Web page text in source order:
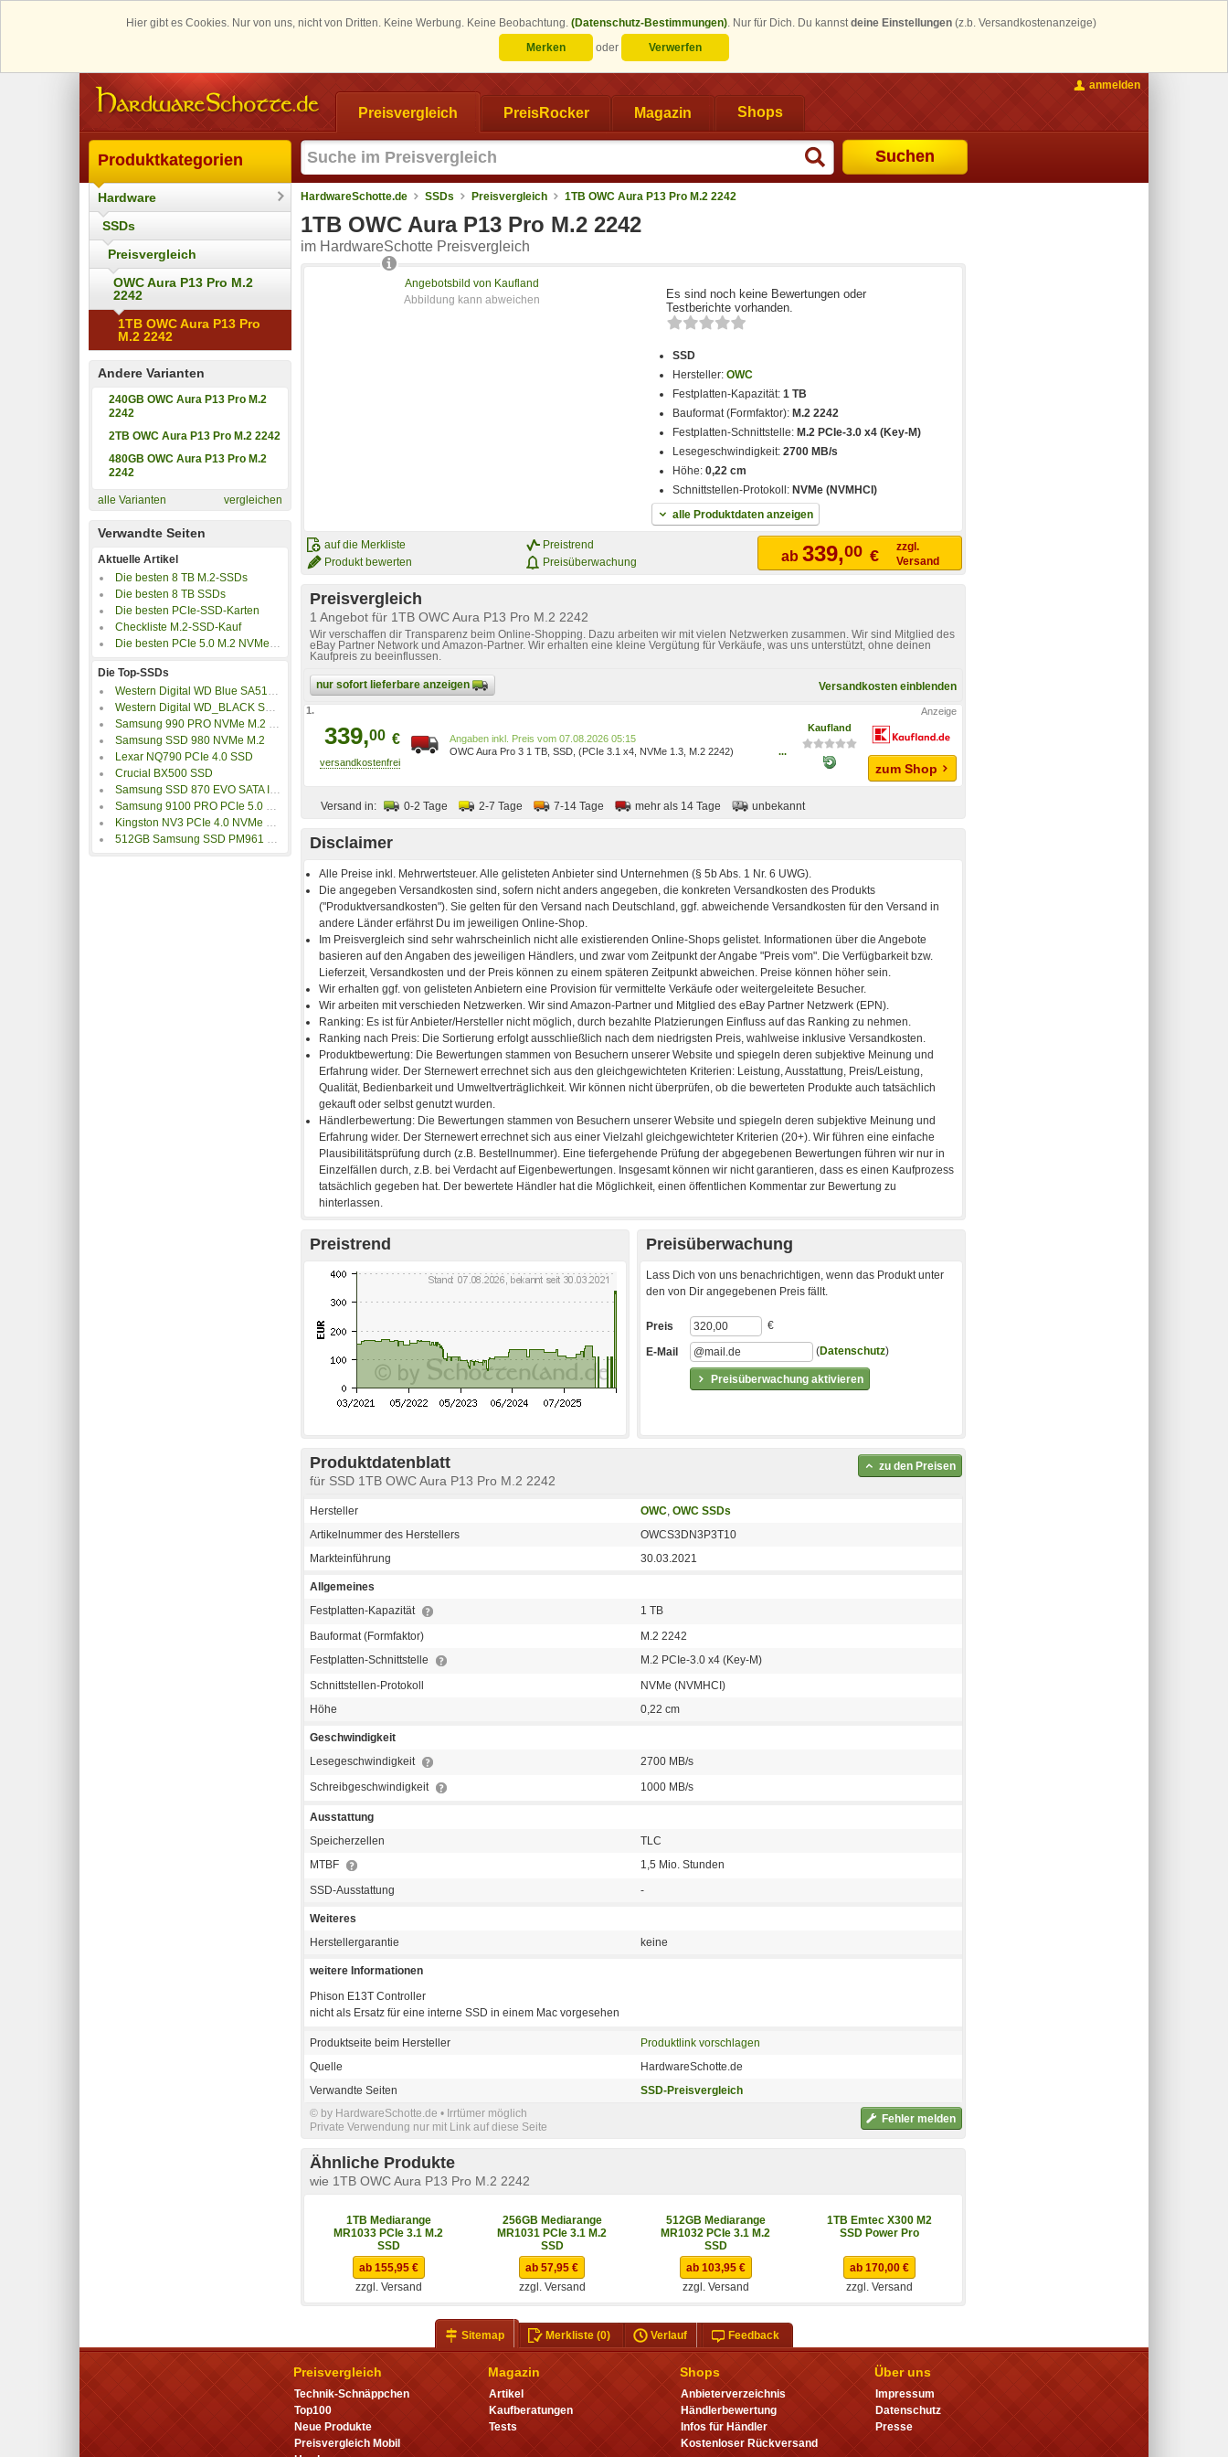
Hier gibt es Cookies. Nur von uns, nicht von Dritten. Keine Werbung. Keine Beobachtung. (Datenschutz-Bestimmungen). Nur für Dich. Du kannstdeine Einstellungen (z.b. Versandkostenanzeige)
Merken
oder Verwerfen
Preisvergleich PreisRocker Magazin Shops
Suchen
anmelden
Produktkategorien
Hardware
SSDs
Preisvergleich
OWC Aura P13 Pro M.2
2242
1TB OWC Aura P13 Pro
M.2 2242
Andere Varianten
240GB OWC Aura P13 Pro M.2
2242
2TB OWC Aura P13 Pro M.2 2242
480GB OWC Aura P13 Pro M.2
2242
alle Varianten vergleichen
Verwandte Seiten
Aktuelle Artikel
Die besten 8 TB M.2-SSDs
Die besten 8 TB SSDs
Die besten PCIe-SSD-Karten
Checkliste M.2-SSD-Kauf
Die besten PCIe 5.0 M.2 NVMe SSDs
Die Top-SSDs
Western Digital WD Blue SA510 SATA SSD M.2 2280
Western Digital WD_BLACK SN7100 NVMe SSD
Samsung 990 PRO NVMe M.2 SSD
Samsung SSD 980 NVMe M.2
Lexar NQ790 PCIe 4.0 SSD
Crucial BX500 SSD
Samsung SSD 870 EVO SATA III 2.5 Zoll
Samsung 9100 PRO PCIe 5.0 NVMe M.2 SSD
Kingston NV3 PCIe 4.0 NVMe SSD
512GB Samsung SSD PM961 M.2
HardwareSchotte.de SSDs Preisvergleich 1TB OWC Aura P13 Pro M.2 2242
1TB OWC Aura P13 Pro M.2 2242
im HardwareSchotte Preisvergleich
Angebotsbild von Kaufland
Es sind noch keine Bewertungen oder
Testberichte vorhanden.
SSD
Hersteller:OWC
Festplatten-Kapazität:1 TB
Bauformat (Formfaktor): M.2 2242
Festplatten-Schnittstelle: M.2 PCIe-3.0 x4 (Key-M)
Lesegeschwindigkeit:2700 MB/s
Höhe:0,22 cm
Schnittstellen-Protokoll: NVMe (NVMHCI)
alle Produktdaten anzeigen
auf die Merkliste
Produkt bewerten
Preistrend
Preisüberwachung
ab 339,00 €
zzgl.
Versand
Preisvergleich
1 Angebot für 1TB OWC Aura P13 Pro M.2 2242
Wir verschaffen dir Transparenz beim Online-Shopping. Dazu arbeiten wir mit vielen Netzwerken zusammen. Wir sind Mitglied des
eBay Partner Network und Amazon-Partner. Wir erhalten eine kleine Vergütung für Verkäufe, was uns unterstützt, ohne deinen
Kaufpreis zu beeinflussen.
nur sofort lieferbare anzeigen Versandkosten einblenden
1.
339,00 €
Preis vom 07.08.2026 05:15
OWC Aura Pro 3 1 TB, SSD, (PCIe 3.1 x4, NVMe 1.3, M.2 2242)
...
Kaufland
zum Shop
Versand in: 0-2 Tage 2-7 Tage 7-14 Tage mehr als 14 Tage unbekannt
Disclaimer
Preistrend Preisüberwachung
Lass Dich von uns benachrichtigen, wenn das Produkt unter
den von Dir angegebenen Preis fällt.
Preisüberwachung aktivieren
Preis €
E-Mail (Datenschutz)
Produktdatenblatt
für SSD 1TB OWC Aura P13 Pro M.2 2242
zu den Preisen
Hersteller OWC, OWC SSDs
Artikelnummer des Herstellers
OWCS3DN3P3T10
Markteinführung
30.03.2021
Allgemeines
Festplatten-Kapazität
1 TB
Bauformat (Formfaktor)
M.2 2242
Festplatten-Schnittstelle
M.2 PCIe-3.0 x4 (Key-M)
Schnittstellen-Protokoll
NVMe (NVMHCI)
Höhe
0,22 cm
Geschwindigkeit
Lesegeschwindigkeit
2700 MB/s
Schreibgeschwindigkeit
1000 MB/s
Ausstattung
Speicherzellen
TLC
MTBF
1,5 Mio. Stunden
SSD-Ausstattung
-
Weiteres
Herstellergarantie
keine
weitere Informationen
Phison E13T Controller
nicht als Ersatz für eine interne SSD in einem Mac vorgesehen
Produktseite beim Hersteller
Produktlink vorschlagen
Quelle
HardwareSchotte.de
Verwandte Seiten
SSD-Preisvergleich
Fehler melden
© by HardwareSchotte.de • Irrtümer möglich
Private Verwendung nur mit Link auf diese Seite
Ähnliche Produkte
wie 1TB OWC Aura P13 Pro M.2 2242
1TB Mediarange
MR1033 PCIe 3.1 M.2
SSD
256GB Mediarange
MR1031 PCIe 3.1 M.2
SSD
512GB Mediarange
MR1032 PCIe 3.1 M.2
SSD
1TB Emtec X300 M2
SSD Power Pro
ab 155,95 €
zzgl. Versand
ab 57,95 €
zzgl. Versand
ab 103,95 €
zzgl. Versand
ab 170,00 €
zzgl. Versand
Sitemap Merkliste(0) Verlauf Feedback
Preisvergleich
Technik-Schnäppchen
Top100
Neue Produkte
Preisvergleich Mobil
Magazin
Artikel
Kaufberatungen
Tests
Shops
Anbieterverzeichnis
Händlerbewertung
Infos für Händler
Kostenloser Rückversand
Über uns
Impressum
Datenschutz
Presse